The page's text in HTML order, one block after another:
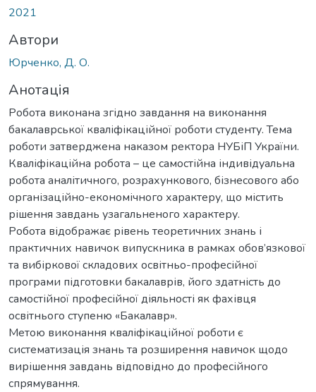
2021
Автори
Юрченко, Д. О.
Анотація
Робота виконана згідно завдання на виконання
бакалаврської кваліфікаційної роботи студенту. Тема
роботи затверджена наказом ректора НУБіП України.
Кваліфікаційна робота – це самостійна індивідуальна
робота аналітичного, розрахункового, бізнесового або
організаційно-економічного характеру, що містить
рішення завдань узагальненого характеру.
Робота відображає рівень теоретичних знань і
практичних навичок випускника в рамках обов’язкової
та вибіркової складових освітньо-професійної
програми підготовки бакалаврів, його здатність до
самостійної професійної діяльності як фахівця
освітнього ступеню «Бакалавр».
Метою виконання кваліфікаційної роботи є
систематизація знань та розширення навичок щодо
вирішення завдань відповідно до професійного
спрямування.